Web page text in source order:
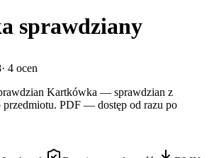
sprawdziany
· 4 ocen
Kartkówka — sprawdzian z
przedmiotu. PDF — dostęp od razu po